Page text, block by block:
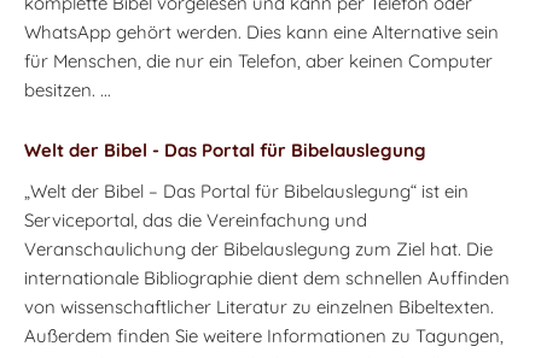
WhatsApp gehört werden. Dies kann eine Alternative sein
für Menschen, die nur ein Telefon, aber keinen Computer
besitzen. ...
Welt der Bibel - Das Portal für Bibelauslegung
„Welt der Bibel – Das Portal für Bibelauslegung“ ist ein
Serviceportal, das die Vereinfachung und
Veranschaulichung der Bibelauslegung zum Ziel hat. Die
internationale Bibliographie dient dem schnellen Auffinden
von wissenschaftlicher Literatur zu einzelnen Bibeltexten.
Außerdem finden Sie weitere Informationen zu Tagungen,